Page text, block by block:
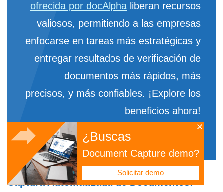
ofrecida por docAlpha liberan recursos
valiosos, permitiendo a las empresas
enfocarse en tareas más estratégicas y
entregar resultados de verificación de
documentos más rápidos, más
precisos, y más confiables. ¡Explore los
beneficios ahora!
Reserve una demostración ahora
Captura Automatizada de Documentos:
¿Buscas
Document Capture demo?
Solicitar demo